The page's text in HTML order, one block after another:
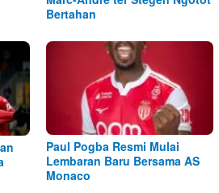
Bertahan
Paul Pogba Resmi Mulai
Lembaran Baru Bersama AS
Monaco